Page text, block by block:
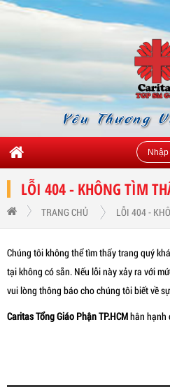
Yêu Thương
LỖI 404 - KHÔNG TÌM
TRANG CHỦ LỖI 404 -
Chúng tôi không thể tìm thấy trang quý
tại không có sẵn. Nếu lỗi này xảy ra với
vui lòng thông báo cho chúng tôi biết về
Caritas Tổng Giáo Phận TP.HCMhân hạnh